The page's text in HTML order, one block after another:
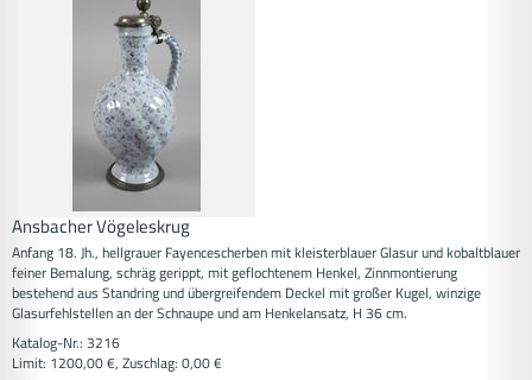
Ansbacher Vögeleskrug
Anfang 18. Jh., hellgrauer Fayencescherben mit kleisterblauer Glasur und kobaltblauer
feiner Bemalung, schräg gerippt, mit geflochtenem Henkel, Zinnmontierung
bestehend aus Standring und übergreifendem Deckel mit großer Kugel, winzige
Glasurfehlstellen an der Schnaupe und am Henkelansatz, H 36 cm.
Katalog-Nr.: 3216
Limit: 1200,00 €, Zuschlag: 0,00 €